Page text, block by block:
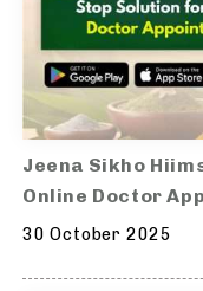
Jeena Sikho
Online Doctor
30 October 2025